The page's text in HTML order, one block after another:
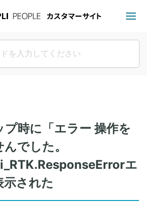
プ時に「エラー 操作を
でした。
エ
された